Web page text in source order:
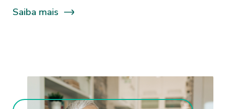
responsabilidade pela veracidade dos
1.5. O Sofisa poderá validar os dados do
Usuário e de seus representantes,
Saiba mais